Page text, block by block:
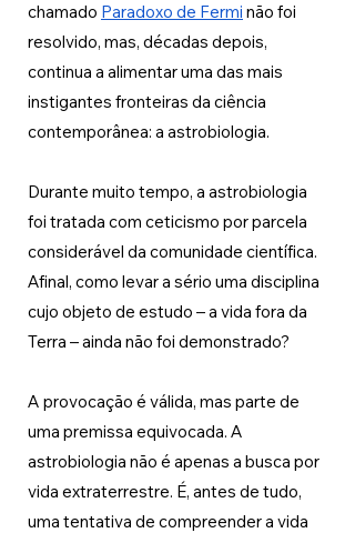
chamado Paradoxo de Fermi não foi
resolvido, mas, décadas depois,
continua a alimentar uma das mais
instigantes fronteiras da ciência
contemporânea: a astrobiologia.
Durante muito tempo, a astrobiologia
foi tratada com ceticismo por parcela
considerável da comunidade científica.
Afinal, como levar a sério uma disciplina
cujo objeto de estudo – a vida fora da
Terra – ainda não foi demonstrado?
A provocação é válida, mas parte de
uma premissa equivocada. A
astrobiologia não é apenas a busca por
vida extraterrestre. É, antes de tudo,
uma tentativa de compreender a vida